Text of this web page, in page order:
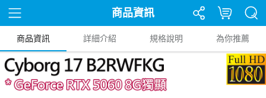
商品資訊
商品資訊 詳細介紹 規格說明 為你推薦